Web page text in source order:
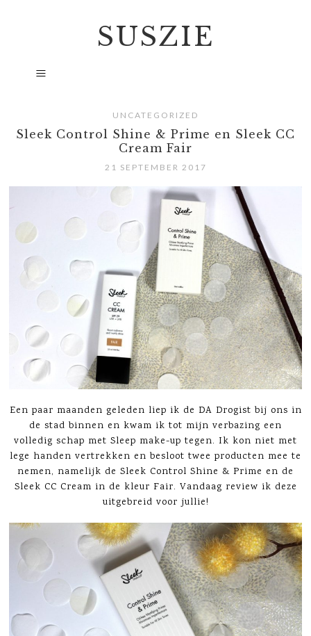
SUSZIE
UNCATEGORIZED
Sleek Control Shine & Prime en Sleek CC
Cream Fair
21 SEPTEMBER 2017
Een paar maanden geleden liep ik de DA Drogist bij ons in
de stad binnen en kwam ik tot mijn verbazing een
volledig schap met Sleep make-up tegen. Ik kon niet met
lege handen vertrekken en besloot twee producten mee te
nemen, namelijk de Sleek Control Shine & Prime en de
Sleek CC Cream in de kleur Fair. Vandaag review ik deze
uitgebreid voor jullie!